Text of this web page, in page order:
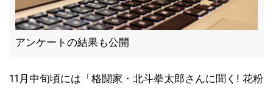
アンケートの結果も公開
11月中旬頃には「格闘家・北斗拳太郎さんに聞く! 花粉